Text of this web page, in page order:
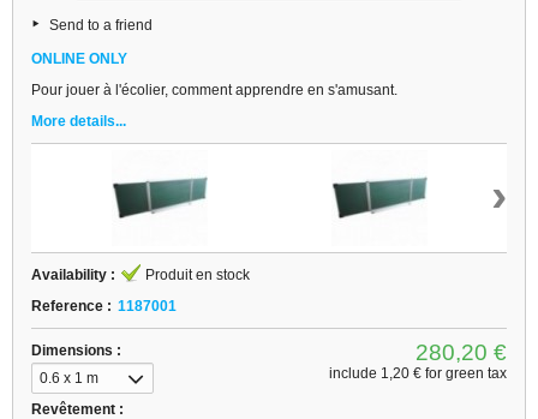
Send to a friend
ONLINE ONLY
Pour jouer à l'écolier, comment apprendre en s'amusant.
More details...
›
Availability :
Produit en stock
Reference : 1187001
Dimensions :
0.6 x 1 m
Revêtement :
280,20 €
include 1,20 € for green tax